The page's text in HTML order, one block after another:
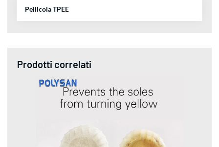
Pellicola TPEE
Prodotti correlati